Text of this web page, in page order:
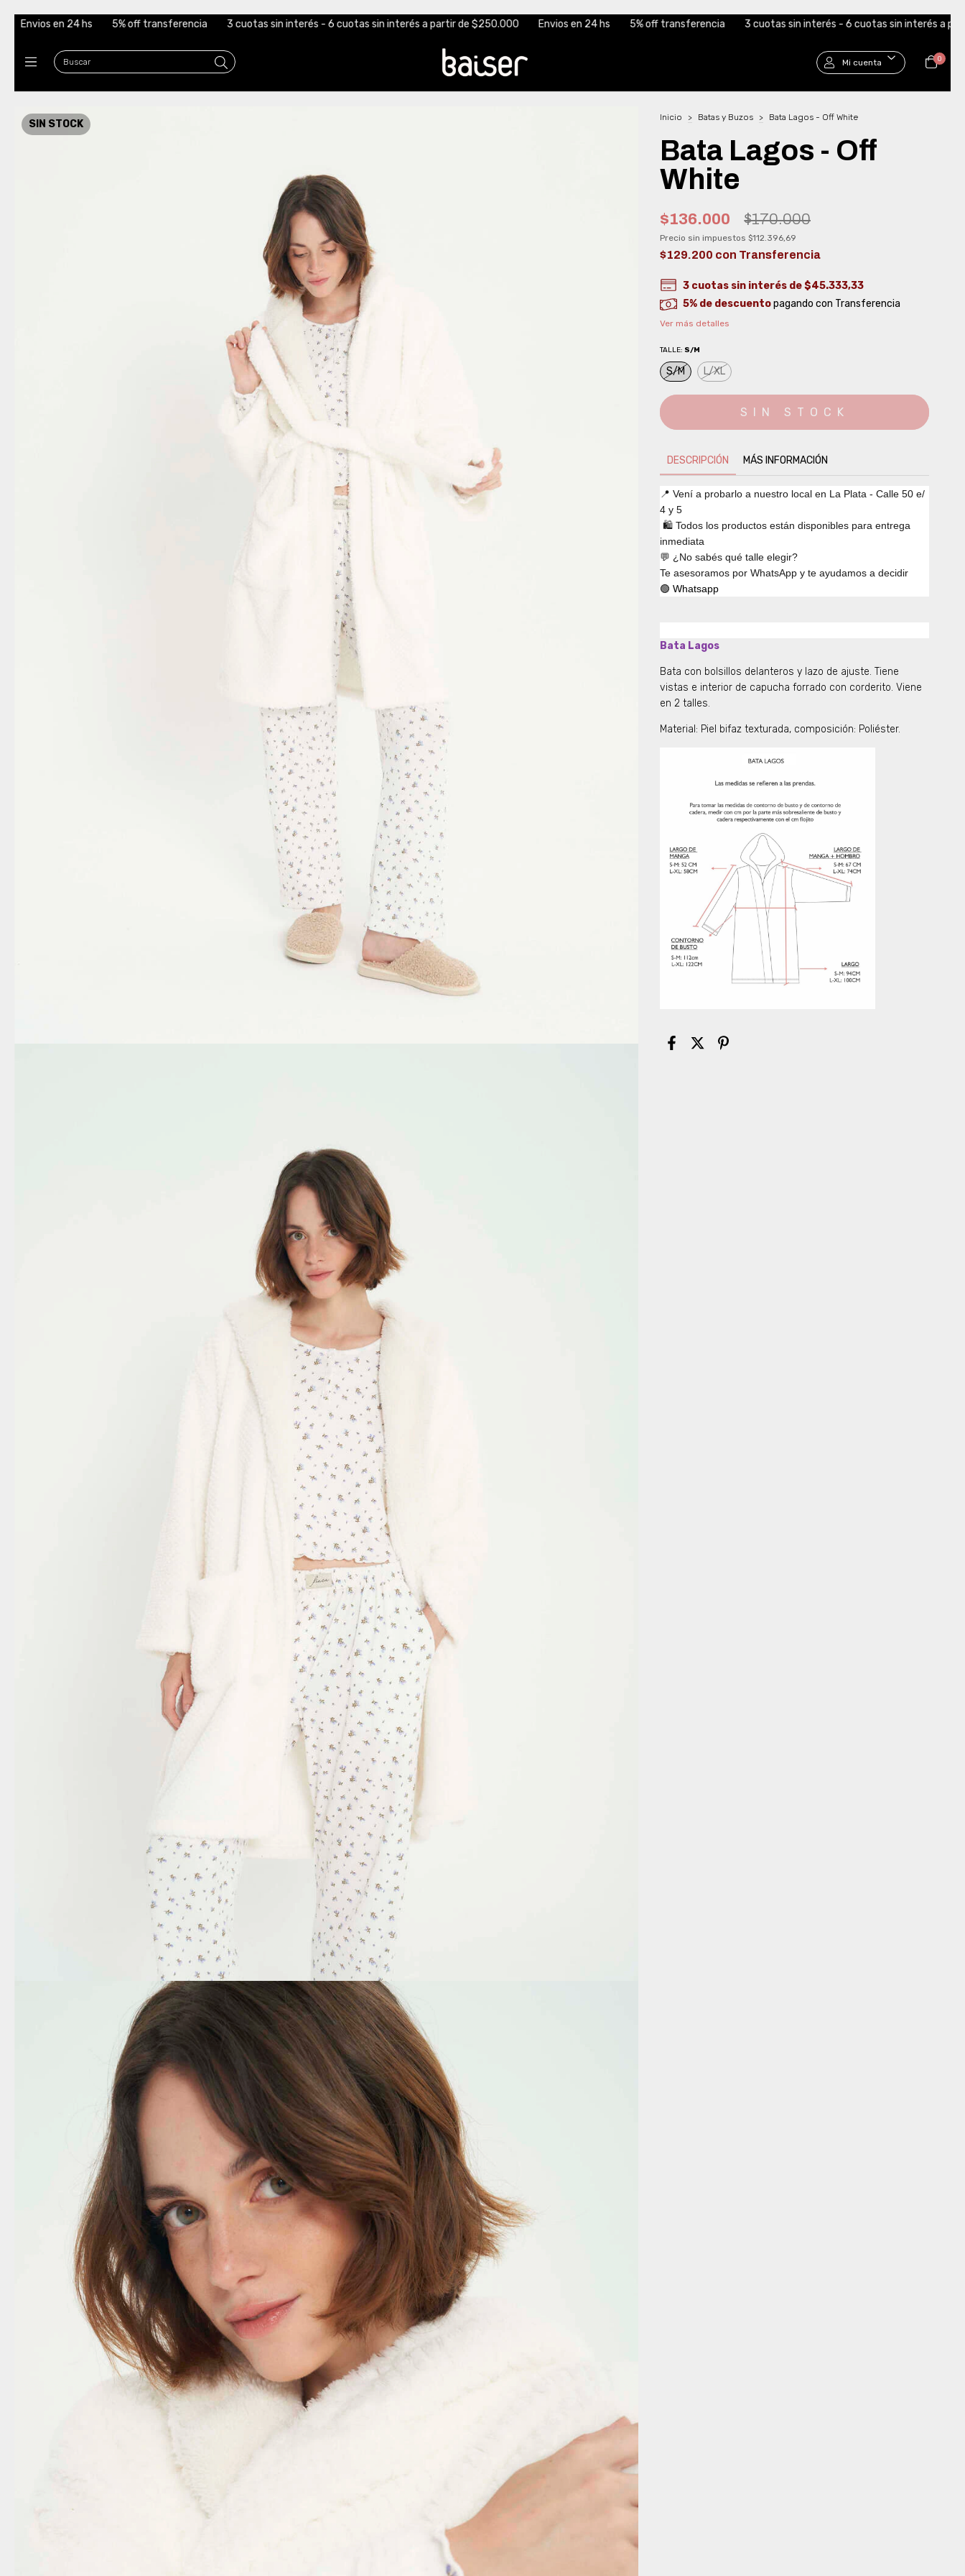
5% off transferencia 3 cuotas sin interés - 6 cuotas sin interés a partir de $250.000 Envios en 24 hs 5% off transferencia 3 cuotas sin interés - 6 cuotas sin interés a partir de $250.000
Mi cuenta 0
SIN STOCK
Inicio > Batas y Buzos > Bata Lagos - Off White
Bata Lagos - Off
White
$136.000 $170.000
Precio sin impuestos$112.396,69
$129.200 con Transferencia
3 cuotas sin interés de$45.333,33
5% de descuentopagando con Transferencia
Ver más detalles
TALLE: S/M
S/M L/XL
DESCRIPCIÓN MÁS INFORMACIÓN
📍 Vení a probarlo a nuestro local en La Plata - Calle 50 e/
4 y 5
🛍️ Todos los productos están disponibles para entrega
inmediata
💬 ¿No sabés qué talle elegir?
Te asesoramos por WhatsApp y te ayudamos a decidir
🟢 Whatsapp
Bata Lagos
Bata con bolsillos delanteros y lazo de ajuste. Tiene
vistas e interior de capucha forrado con corderito. Viene
en 2 talles.
Material: Piel bifaz texturada, composición: Poliéster.